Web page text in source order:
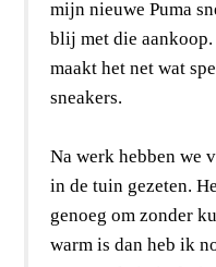
mijn nieuwe Puma
blij met die
maakt het net wat
sneakers.
Na werk hebben we
in de tuin gezeten.
genoeg om zonder
warm is dan heb ik